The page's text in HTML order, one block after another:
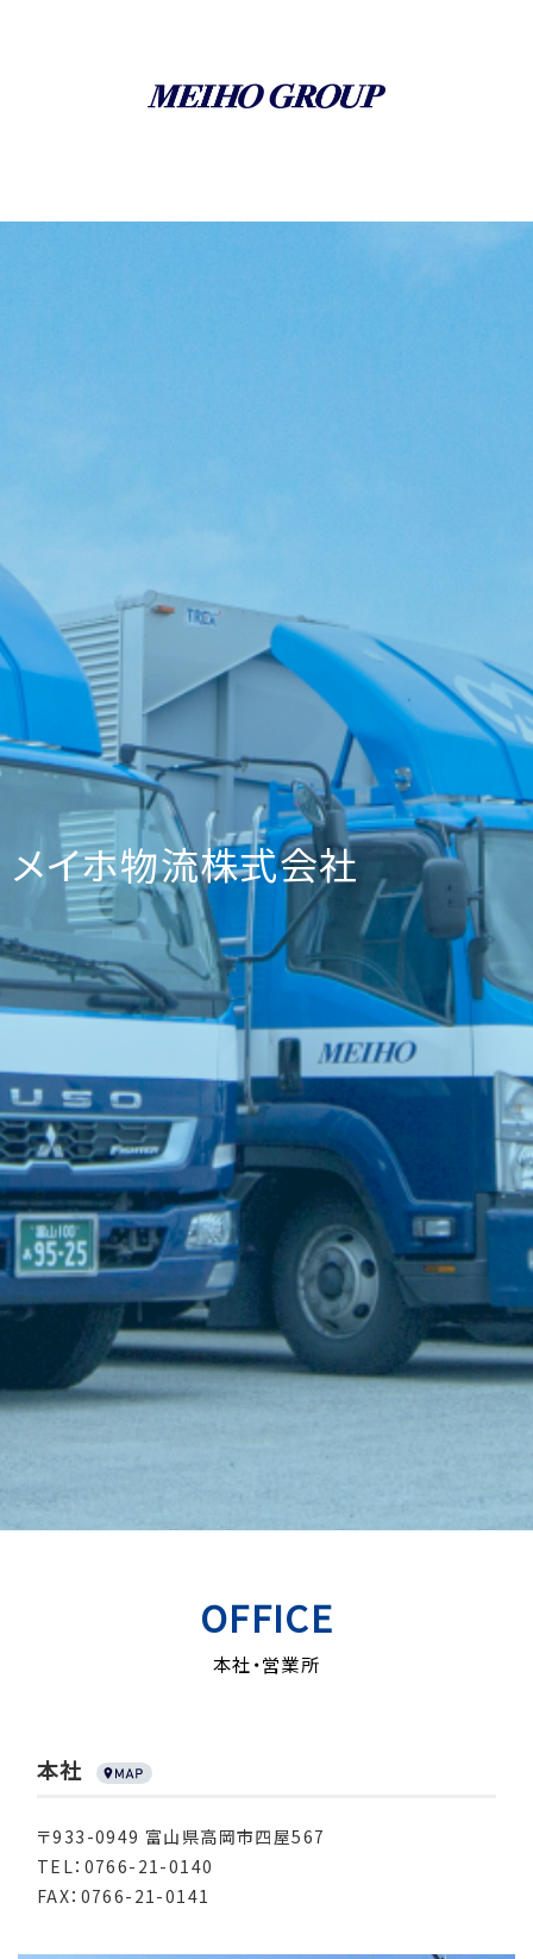
メイホ物流株式会社
OFFICE
本社・営業所
本社
〒933-0949 富山県高岡市四屋567
TEL：0766-21-0140
FAX：0766-21-0141